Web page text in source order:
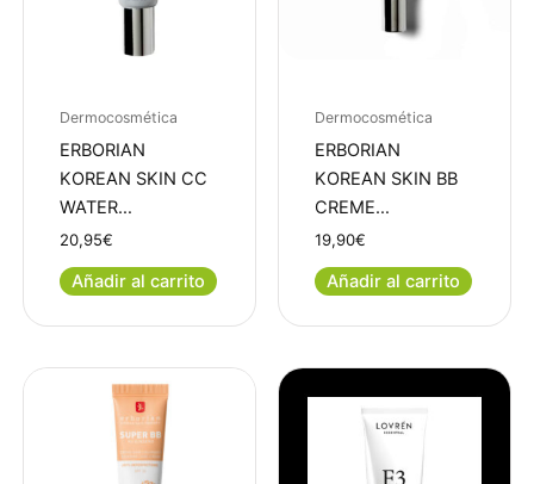
Dermocosmética
ERBORIAN
KOREAN SKIN CC
WATER…
20,95€
Añadir al carrito
Dermocosmética
ERBORIAN
KOREAN SKIN BB
CREME…
19,90€
Añadir al carrito